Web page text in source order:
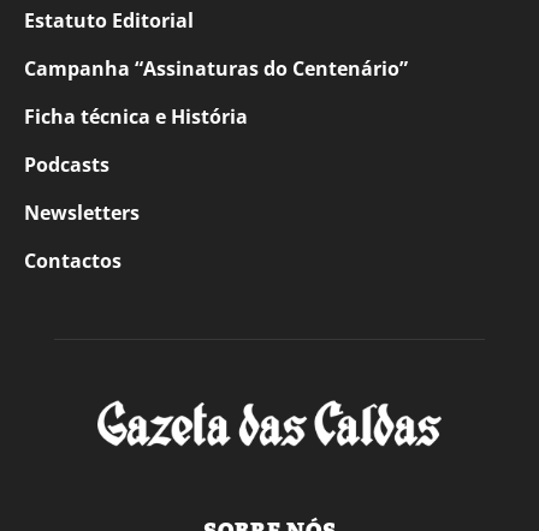
Estatuto Editorial
Campanha “Assinaturas do Centenário”
Ficha técnica e História
Podcasts
Newsletters
Contactos